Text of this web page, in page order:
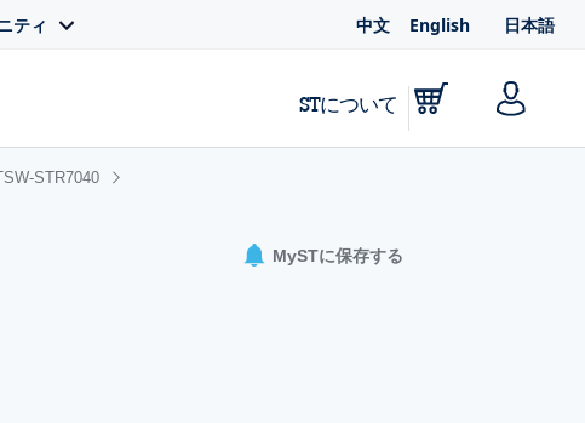
ティ 中文 English 日本語
STについて
STR7040
MySTに保存する